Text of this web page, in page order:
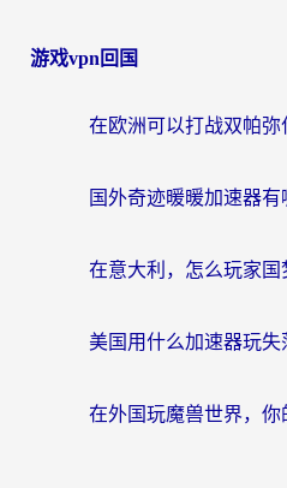
游戏vpn回国